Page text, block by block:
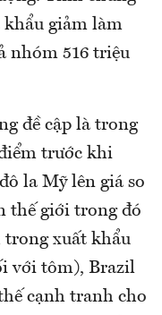
khẩu giảm làm
nhóm 516 triệu
đề cập là trong
trước khi
la Mỹ lên giá so
thế giới trong đó
xuất khẩu
với tôm), Brazil
cạnh tranh cho